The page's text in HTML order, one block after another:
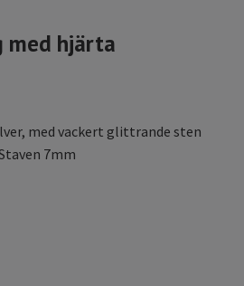
med hjärta
med vackert glittrande sten
7mm